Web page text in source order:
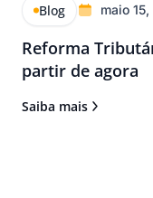
Blog maio
Reforma
partir de agora
Saiba mais